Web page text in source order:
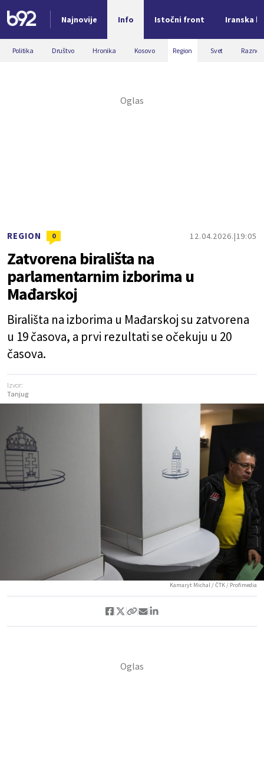
Najnovije Info Istočni front Iranska
Nova vest
Politika Društvo Hronika Kosovo Region Svet Razno
REGION 0 12.04.2026. 19:05
Zatvorena birališta na
parlamentarnim izborima u
Mađarskoj
Birališta na izborima u Mađarskoj su zatvorena
u 19 časova, a prvi rezultati se očekuju u 20
časova.
Izvor:
Tanjug
Kamaryt Michal / ČTK / Profimedia